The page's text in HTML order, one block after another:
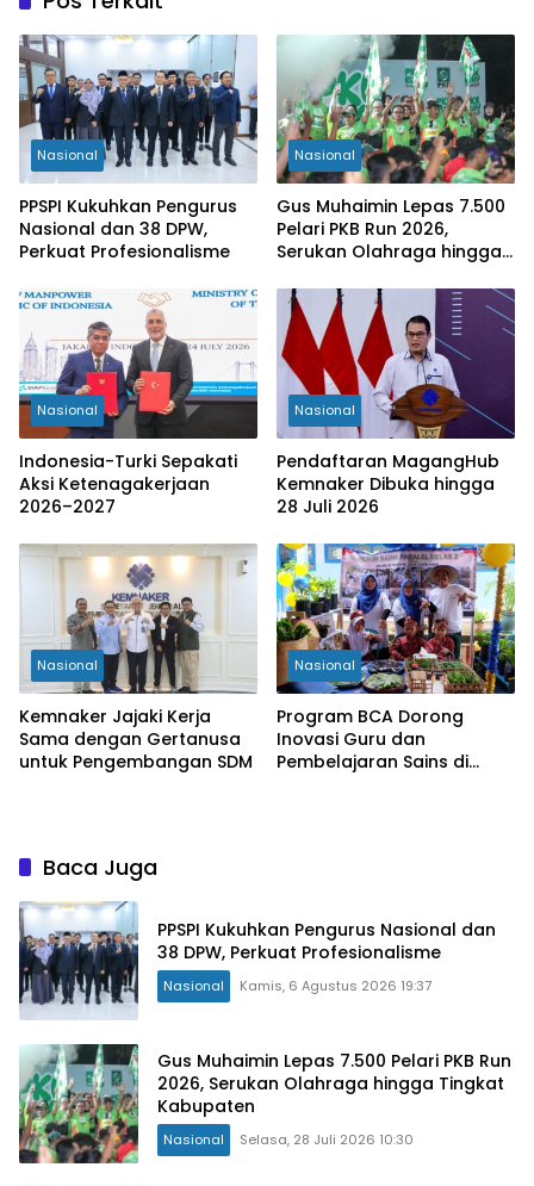
Nasional
PPSPI Kukuhkan Pengurus
Nasional dan 38 DPW,
Perkuat Profesionalisme
Nasional
Gus Muhaimin Lepas 7.500
Pelari PKB Run 2026,
Serukan Olahraga hingga
Nasional
Indonesia-Turki Sepakati
Aksi Ketenagakerjaan
2026–2027
Nasional
Pendaftaran MagangHub
Kemnaker Dibuka hingga
28 Juli 2026
Nasional
Kemnaker Jajaki Kerja
Sama dengan Gertanusa
untuk Pengembangan SDM
Nasional
Program BCA Dorong
Inovasi Guru dan
Pembelajaran Sains di
Baca Juga
PPSPI Kukuhkan Pengurus Nasional dan
38 DPW, Perkuat Profesionalisme
Nasional Kamis, 6 Agustus 2026 19:37
Gus Muhaimin Lepas 7.500 Pelari PKB Run
2026, Serukan Olahraga hingga Tingkat
Kabupaten
Nasional Selasa, 28 Juli 2026 10:30